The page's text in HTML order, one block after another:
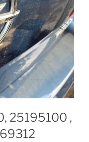
25195100 ,